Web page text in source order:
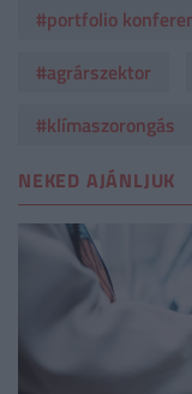
#portfolio
#agrárszektor
#klímaszorongás
NEKED AJÁNLJUK